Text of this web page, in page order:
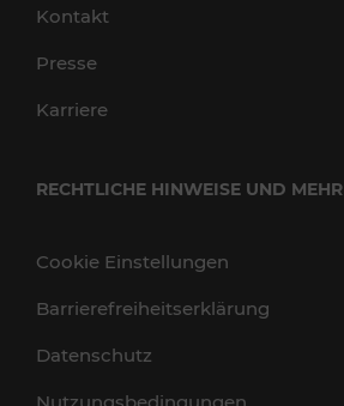
Kontakt
Presse
Karriere
RECHTLICHE HINWEISE UND MEHR
Cookie Einstellungen
Barrierefreiheitserklärung
Datenschutz